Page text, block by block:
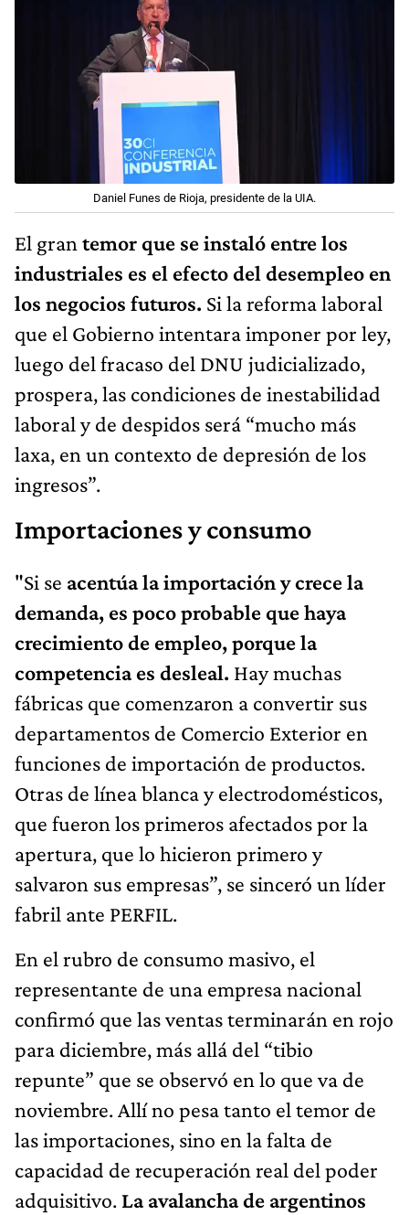
Daniel Funes de Rioja, presidente de la UIA.
El gran temor que se instaló entre los
industriales es el efecto del desempleo en
los negocios futuros. Si la reforma laboral
que el Gobierno intentara imponer por ley,
luego del fracaso del DNU judicializado,
prospera, las condiciones de inestabilidad
laboral y de despidos será “mucho más
laxa, en un contexto de depresión de los
ingresos”.
Importaciones y consumo
"Si se acentúa la importación y crece la
demanda, es poco probable que haya
crecimiento de empleo, porque la
competencia es desleal. Hay muchas
fábricas que comenzaron a convertir sus
departamentos de Comercio Exterior en
funciones de importación de productos.
Otras de línea blanca y electrodomésticos,
que fueron los primeros afectados por la
apertura, que lo hicieron primero y
salvaron sus empresas”, se sinceró un líder
fabril ante PERFIL.
En el rubro de consumo masivo, el
representante de una empresa nacional
confirmó que las ventas terminarán en rojo
para diciembre, más allá del “tibio
repunte” que se observó en lo que va de
noviembre. Allí no pesa tanto el temor de
las importaciones, sino en la falta de
capacidad de recuperación real del poder
adquisitivo. La avalancha de argentinos